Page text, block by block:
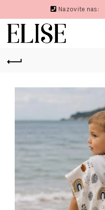
Nazovite nas: